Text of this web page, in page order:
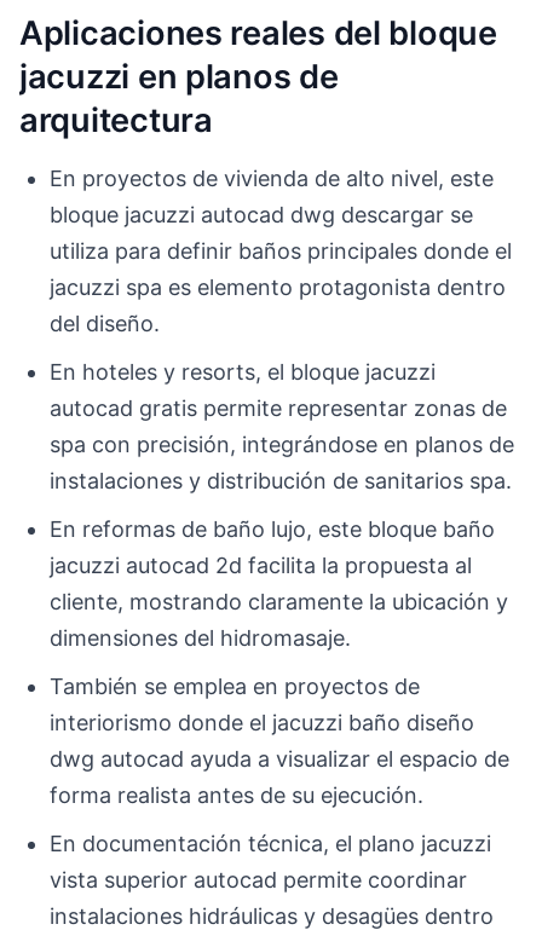
Aplicaciones reales del bloque
jacuzzi en planos de
arquitectura
En proyectos de vivienda de alto nivel, este
bloque jacuzzi autocad dwg descargar se
utiliza para definir baños principales donde el
jacuzzi spa es elemento protagonista dentro
del diseño.
En hoteles y resorts, el bloque jacuzzi
autocad gratis permite representar zonas de
spa con precisión, integrándose en planos de
instalaciones y distribución de sanitarios spa.
En reformas de baño lujo, este bloque baño
jacuzzi autocad 2d facilita la propuesta al
cliente, mostrando claramente la ubicación y
dimensiones del hidromasaje.
También se emplea en proyectos de
interiorismo donde el jacuzzi baño diseño
dwg autocad ayuda a visualizar el espacio de
forma realista antes de su ejecución.
En documentación técnica, el plano jacuzzi
vista superior autocad permite coordinar
instalaciones hidráulicas y desagües dentro